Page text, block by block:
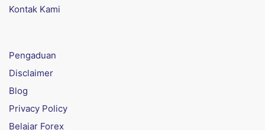
Kontak Kami
Pengaduan
Disclaimer
Blog
Privacy Policy
Belajar Forex